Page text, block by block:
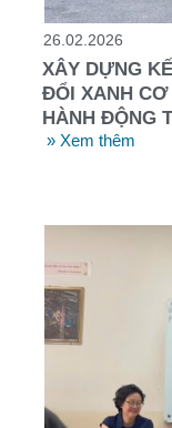
26.02.2026
XÂY DỰNG
ĐỔI XANH
HÀNH ĐỘNG
» Xem thêm